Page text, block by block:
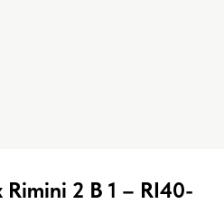
2 В 1 – RI40-